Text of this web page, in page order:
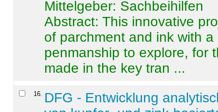
Mittelgeber: Sachbeihilfen
Abstract:This innovative
of parchment and ink with
penmanship to explore, for
made in the key tran ...
16
DFG - Entwicklung